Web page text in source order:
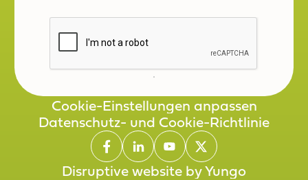
Cookie-Einstellungen anpassen
Cookie-Einstellungen anpassen
Datenschutz- und Cookie-Richtlinie
Datenschutz- und Cookie-Richtlinie
Disruptive website by Yungo